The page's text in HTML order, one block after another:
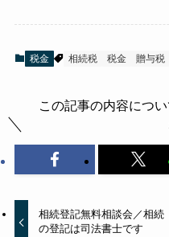
税金 相続税 税金 贈与税
この記事の内容につ
相続登記無料相談会／相続
の登記は司法書士です